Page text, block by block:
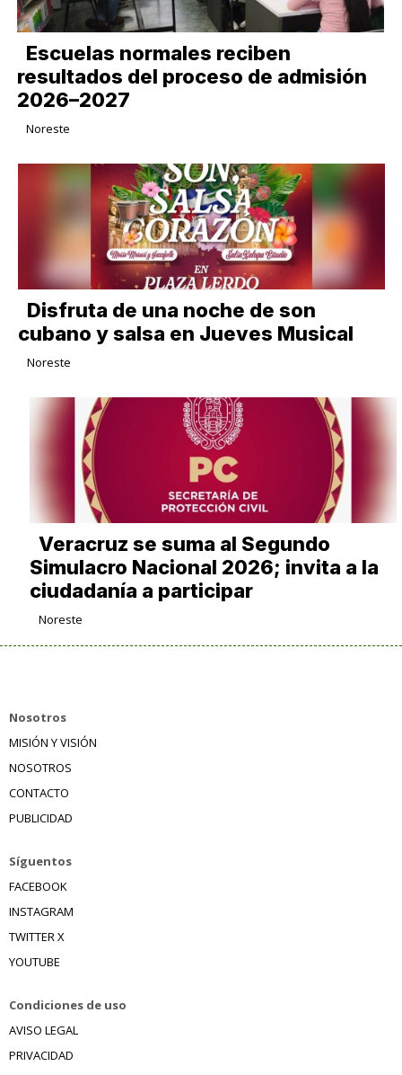
Escuelas normales reciben
resultados del proceso de admisión
2026–2027
Noreste
Disfruta de una noche de son
cubano y salsa en Jueves Musical
Noreste
Veracruz se suma al Segundo
Simulacro Nacional 2026; invita a la
ciudadanía a participar
Noreste
Nosotros
MISIÓN Y VISIÓN
NOSOTROS
CONTACTO
PUBLICIDAD
Síguentos
FACEBOOK
INSTAGRAM
TWITTER X
YOUTUBE
Condiciones de uso
AVISO LEGAL
PRIVACIDAD